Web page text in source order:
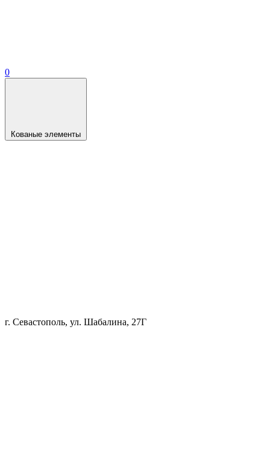
0
Кованые элементы
г. Севастополь, ул. Шабалина, 27Г